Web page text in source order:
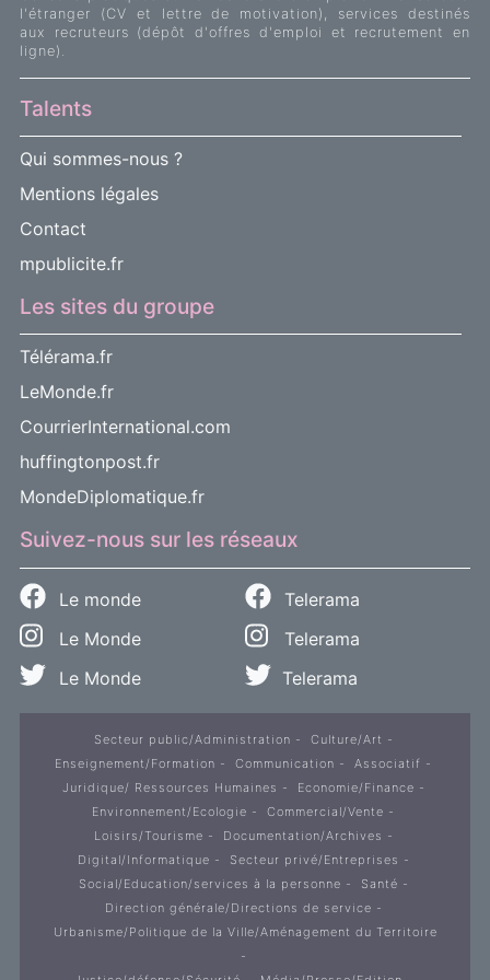
l'étranger (CV et lettre de motivation), services destinés
aux recruteurs (dépôt d'offres d'emploi et recrutement en
ligne).
Talents
Qui sommes-nous ?
Mentions légales
Contact
mpublicite.fr
Les sites du groupe
Télérama.fr
LeMonde.fr
CourrierInternational.com
huffingtonpost.fr
MondeDiplomatique.fr
Suivez-nous sur les réseaux
Le monde
Telerama
Le Monde
Telerama
Le Monde
Telerama
Secteur public/Administration
Culture/Art
Enseignement/Formation
Communication
Associatif
Juridique/ Ressources Humaines
Economie/Finance
Environnement/Ecologie
Commercial/Vente
Loisirs/Tourisme
Documentation/Archives
Digital/Informatique
Secteur privé/Entreprises
Social/Education/services à la personne
Santé
Direction générale/Directions de service
Urbanisme/Politique de la Ville/Aménagement du Territoire